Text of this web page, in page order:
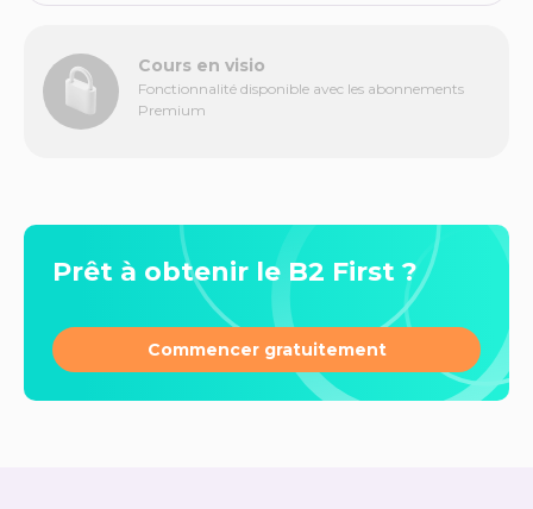
Cours en visio
Fonctionnalité disponible avec les abonnements
Premium
Prêt à obtenir le B2 First ?
Commencer gratuitement